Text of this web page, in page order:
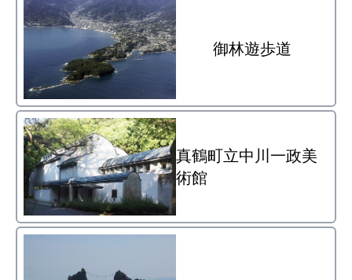
御林遊歩道
真鶴町立中川一政美
術館